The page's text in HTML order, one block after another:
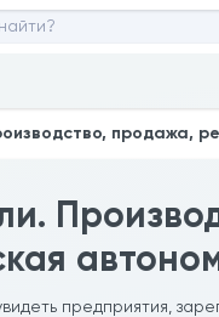
предприятия,